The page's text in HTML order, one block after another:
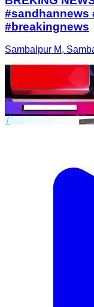
#sandhannews
#breakingnews
Sambalpur M,